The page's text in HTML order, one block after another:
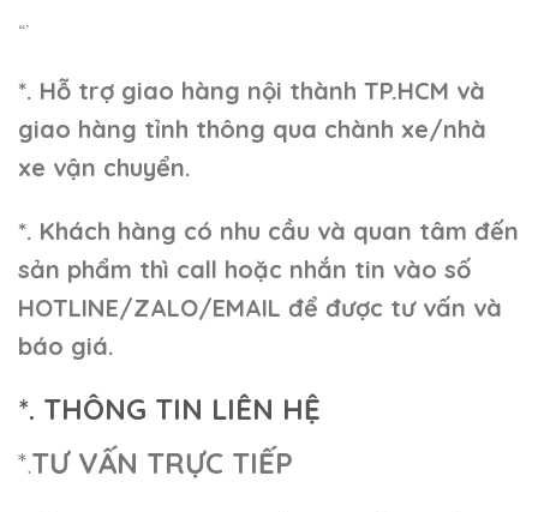
“`
*. Hỗ trợ giao hàng nội thành TP.HCM và
giao hàng tỉnh thông qua chành xe/nhà
xe vận chuyển.
*. Khách hàng có nhu cầu và quan tâm đến
sản phẩm thì call hoặc nhắn tin vào số
HOTLINE/ZALO/EMAIL để được tư vấn và
báo giá.
*. THÔNG TIN LIÊN HỆ
*.TƯ VẤN TRỰC TIẾP